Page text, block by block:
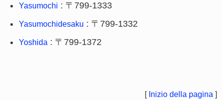
Yasumochi : 〒799-1333
Yasumochidesaku : 〒799-1332
Yoshida : 〒799-1372
[ Inizio della pagina ]